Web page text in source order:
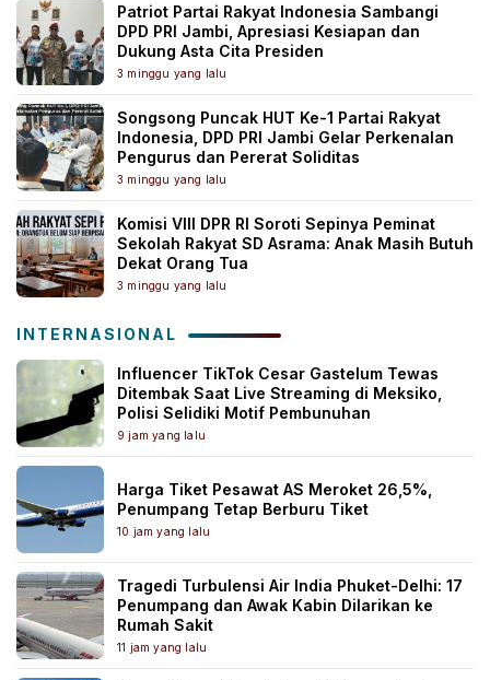
Patriot Partai Rakyat Indonesia Sambangi
DPD PRI Jambi, Apresiasi Kesiapan dan
Dukung Asta Cita Presiden
3 minggu yang lalu
Songsong Puncak HUT Ke-1 Partai Rakyat
Indonesia, DPD PRI Jambi Gelar Perkenalan
Pengurus dan Pererat Soliditas
3 minggu yang lalu
Komisi VIII DPR RI Soroti Sepinya Peminat
Sekolah Rakyat SD Asrama: Anak Masih Butuh
Dekat Orang Tua
3 minggu yang lalu
INTERNASIONAL
Influencer TikTok Cesar Gastelum Tewas
Ditembak Saat Live Streaming di Meksiko,
Polisi Selidiki Motif Pembunuhan
9 jam yang lalu
Harga Tiket Pesawat AS Meroket 26,5%,
Penumpang Tetap Berburu Tiket
10 jam yang lalu
Tragedi Turbulensi Air India Phuket-Delhi: 17
Penumpang dan Awak Kabin Dilarikan ke
Rumah Sakit
11 jam yang lalu